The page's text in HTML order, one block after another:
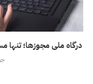
درگاه ملی مجوزها؛